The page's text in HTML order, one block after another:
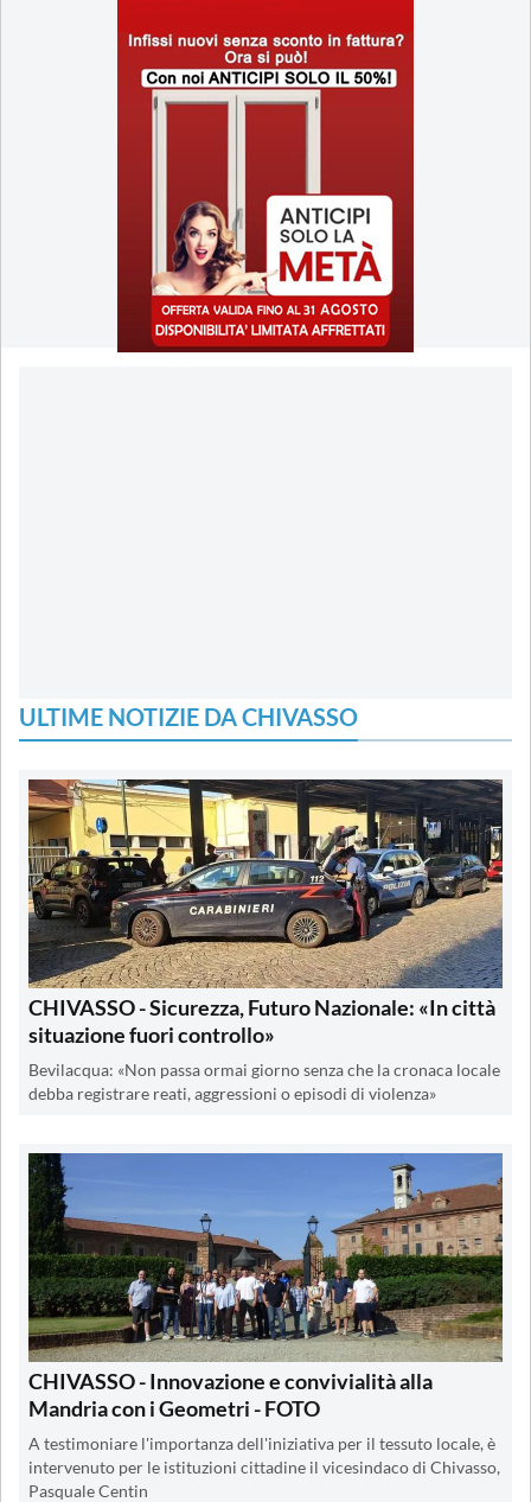
ULTIME NOTIZIE DA CHIVASSO
CHIVASSO - Sicurezza, Futuro Nazionale: «In città
situazione fuori controllo»
Bevilacqua: «Non passa ormai giorno senza che la cronaca locale
debba registrare reati, aggressioni o episodi di violenza»
CHIVASSO - Innovazione e convivialità alla
Mandria con i Geometri - FOTO
A testimoniare l'importanza dell'iniziativa per il tessuto locale, è
intervenuto per le istituzioni cittadine il vicesindaco di Chivasso,
Pasquale Centin